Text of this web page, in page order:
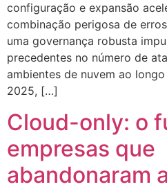
configuração e expansão
combinação perigosa de
uma governança robusta
precedentes no número de
ambientes de nuvem ao
2025, […]
Cloud-only: o
empresas que
abandonaram a